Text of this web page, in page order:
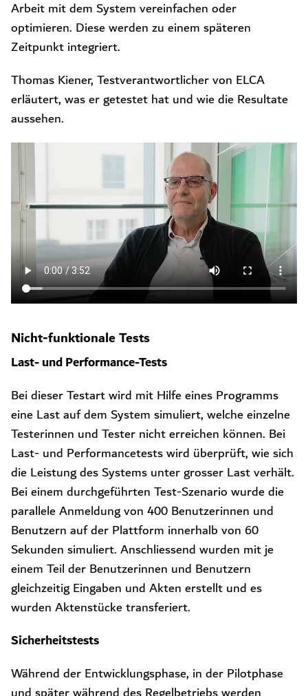
Arbeit mit dem System vereinfachen oder
optimieren. Diese werden zu einem späteren
Zeitpunkt integriert.
Thomas Kiener, Testverantwortlicher von ELCA
erläutert, was er getestet hat und wie die Resultate
aussehen.
Nicht-funktionale Tests
Last- und Performance-Tests
Bei dieser Testart wird mit Hilfe eines Programms
eine Last auf dem System simuliert, welche einzelne
Testerinnen und Tester nicht erreichen können. Bei
Last- und Performancetests wird überprüft, wie sich
die Leistung des Systems unter grosser Last verhält.
Bei einem durchgeführten Test-Szenario wurde die
parallele Anmeldung von 400 Benutzerinnen und
Benutzern auf der Plattform innerhalb von 60
Sekunden simuliert. Anschliessend wurden mit je
einem Teil der Benutzerinnen und Benutzern
gleichzeitig Eingaben und Akten erstellt und es
wurden Aktenstücke transferiert.
Sicherheitstests
Während der Entwicklungsphase, in der Pilotphase